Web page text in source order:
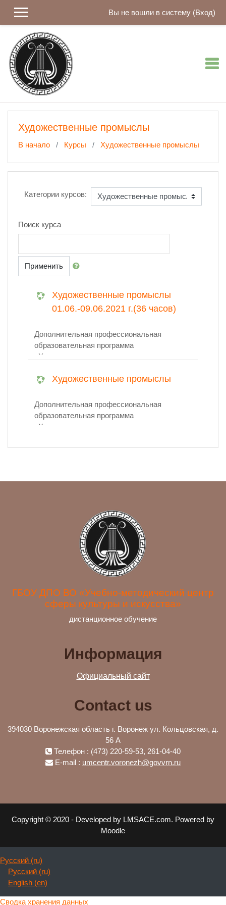
Вы не вошли в систему (Вход)
Художественные промыслы
В начало Курсы Художественные промыслы
Категории курсов:
Поиск курса
Применить
Художественные промыслы
01.06.-09.06.2021 г.(36 часов)
Дополнительная профессиональная
образовательная программа
«Художественные промыслы» для
«Преподаватели художественных
сферы культуры и искусства, мастера
декоративно-прикладного искусства»
направлена на совершенствование
Художественные промыслы
Дополнительная профессиональная
образовательная программа
«Художественные промыслы» для
«Преподаватели художественных
декоративно-прикладного искусства»
профессиональной деятельности и
обновление теоретических и практических
знаний специалистов в связи с повышением
требований к уровню квалификации и
необходимостью освоения современных
методов решения профессиональных задач.
ГБОУ ДПО ВО «Учебно-методический центр
сферы культуры и искусства»
дистанционное обучение
Информация
Официальный сайт
Contact us
394030 Воронежская область г. Воронеж ул. Кольцовская, д.
56 А
Телефон : (473) 220-59-53, 261-04-40
E-mail : umcentr.voronezh@govvrn.ru
Copyright © 2020 - Developed by LMSACE.com. Powered by
Moodle
Русский ‎(ru)‎
Русский ‎(ru)‎
English ‎(en)‎
Сводка хранения данных